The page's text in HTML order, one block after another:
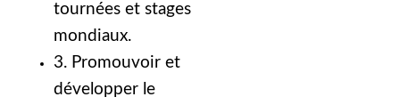
tournées et stages
mondiaux.
3. Promouvoir et
développer le